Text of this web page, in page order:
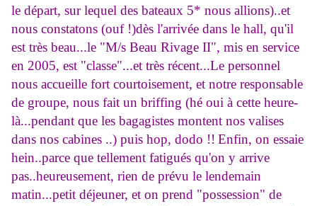
le départ, sur lequel des bateaux 5* nous allions)..et
nous constatons (ouf !)dès l'arrivée dans le hall, qu'il
est très beau...le "M/s Beau Rivage II", mis en service
en 2005, est "classe"...et très récent...Le personnel
nous accueille fort courtoisement, et notre responsable
de groupe, nous fait un briffing (hé oui à cette heure-
là...pendant que les bagagistes montent nos valises
dans nos cabines ..) puis hop, dodo !! Enfin, on essaie
hein..parce que tellement fatigués qu'on y arrive
pas..heureusement, rien de prévu le lendemain
matin...petit déjeuner, et on prend "possession" de